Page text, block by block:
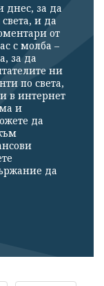
днес, за да
и да
от
с молба –
за да
ни
по света,
в интернет
и
да
да